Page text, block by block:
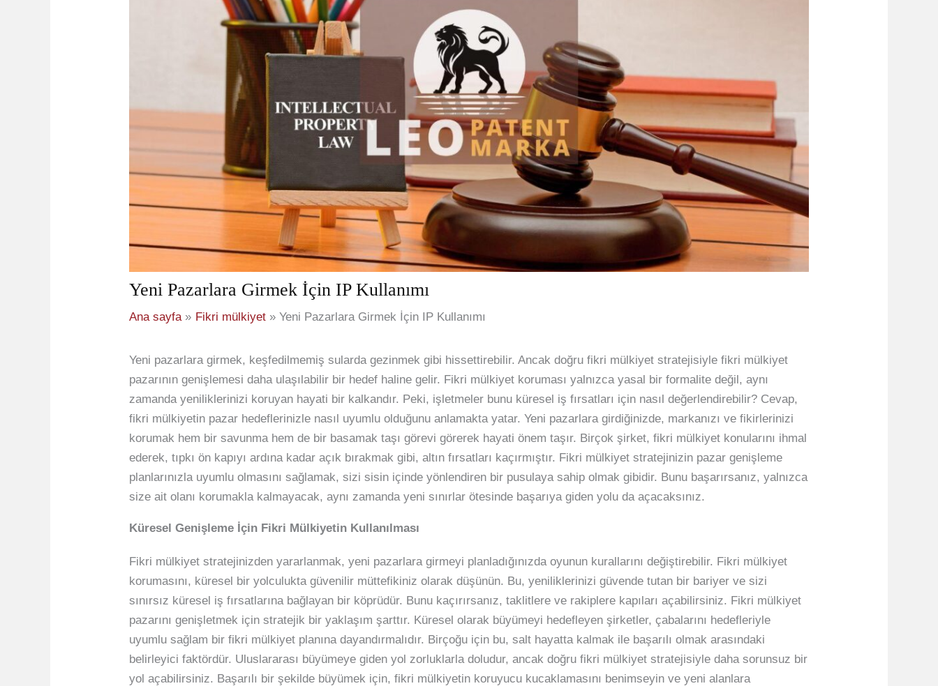
Yeni Pazarlara Girmek İçin IP Kullanımı
Ana sayfa Fikri mülkiyet Yeni Pazarlara Girmek İçin IP Kullanımı
Yeni pazarlara girmek, keşfedilmemiş sularda gezinmek gibi hissettirebilir. Ancak doğru fikri mülkiyet stratejisiyle fikri mülkiyet
pazarının genişlemesi daha ulaşılabilir bir hedef haline gelir. Fikri mülkiyet koruması yalnızca yasal bir formalite değil, aynı
zamanda yeniliklerinizi koruyan hayati bir kalkandır. Peki, işletmeler bunu küresel iş fırsatları için nasıl değerlendirebilir? Cevap,
fikri mülkiyetin pazar hedeflerinizle nasıl uyumlu olduğunu anlamakta yatar. Yeni pazarlara girdiğinizde, markanızı ve fikirlerinizi
korumak hem bir savunma hem de bir basamak taşı görevi görerek hayati önem taşır. Birçok şirket, fikri mülkiyet konularını ihmal
ederek, tıpkı ön kapıyı ardına kadar açık bırakmak gibi, altın fırsatları kaçırmıştır. Fikri mülkiyet stratejinizin pazar genişleme
planlarınızla uyumlu olmasını sağlamak, sizi sisin içinde yönlendiren bir pusulaya sahip olmak gibidir. Bunu başarırsanız, yalnızca
size ait olanı korumakla kalmayacak, aynı zamanda yeni sınırlar ötesinde başarıya giden yolu da açacaksınız.
Küresel Genişleme İçin Fikri Mülkiyetin Kullanılması
Fikri mülkiyet stratejinizden yararlanmak, yeni pazarlara girmeyi planladığınızda oyunun kurallarını değiştirebilir. Fikri mülkiyet
korumasını, küresel bir yolculukta güvenilir müttefikiniz olarak düşünün. Bu, yeniliklerinizi güvende tutan bir bariyer ve sizi
sınırsız küresel iş fırsatlarına bağlayan bir köprüdür. Bunu kaçırırsanız, taklitlere ve rakiplere kapıları açabilirsiniz. Fikri mülkiyet
pazarını genişletmek için stratejik bir yaklaşım şarttır. Küresel olarak büyümeyi hedefleyen şirketler, çabalarını hedefleriyle
uyumlu sağlam bir fikri mülkiyet planına dayandırmalıdır. Birçoğu için bu, salt hayatta kalmak ile başarılı olmak arasındaki
belirleyici faktördür. Uluslararası büyümeye giden yol zorluklarla doludur, ancak doğru fikri mülkiyet stratejisiyle daha sorunsuz bir
yol açabilirsiniz. Başarılı bir şekilde büyümek için, fikri mülkiyetin koruyucu kucaklamasını benimseyin ve yeni alanlara